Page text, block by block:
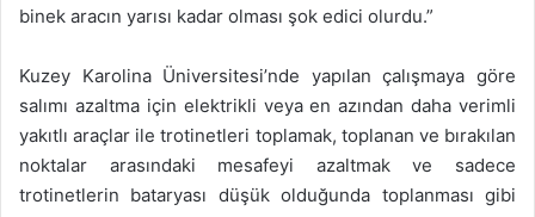
binek aracın yarısı kadar olması şok edici olurdu.”
Kuzey Karolina Üniversitesi’nde yapılan çalışmaya göre
salımı azaltma için elektrikli veya en azından daha verimli
yakıtlı araçlar ile trotinetleri toplamak, toplanan ve bırakılan
noktalar arasındaki mesafeyi azaltmak ve sadece
trotinetlerin bataryası düşük olduğunda toplanması gibi